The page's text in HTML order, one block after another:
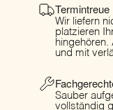
Wir liefern
platzieren
und mit
Sauber
vollständig